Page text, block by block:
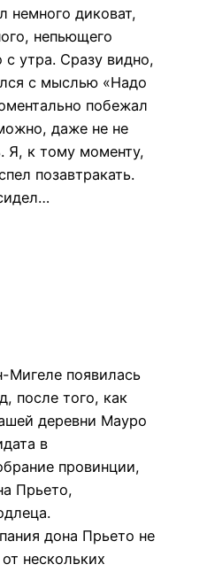
немного диковат,
непьющего
с утра. Сразу видно,
с мыслью «Надо
побежал
даже не не
Я, к тому моменту,
позавтракать.
появилась
после того, как
деревни Мауро
в
провинции,
Прьето,
дона Прьето не
нескольких